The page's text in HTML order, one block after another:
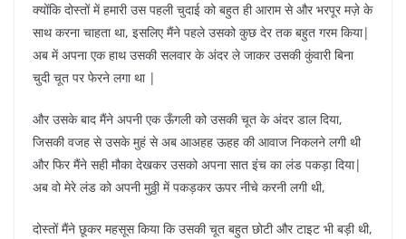
क्योंकि दोस्तों में हमारी उस पहली चुदाई को बहुत ही आराम से और भरपूर मज़े के
साथ करना चाहता था, इसलिए मैंने पहले उसको कुछ देर तक बहुत गरम किया|
अब में अपना एक हाथ उसकी सलवार के अंदर ले जाकर उसकी कुंवारी बिना
चुदी चूत पर फेरने लगा था |
और उसके बाद मैंने अपनी एक ऊँगली को उसकी चूत के अंदर डाल दिया,
जिसकी वजह से उसके मुहं से अब आअहह ऊहह की आवाज निकलने लगी थी
और फिर मैंने सही मौका देखकर उसको अपना सात इंच का लंड पकड़ा दिया|
अब वो मेरे लंड को अपनी मुठ्ठी में पकड़कर ऊपर नीचे करनी लगी थी,
दोस्तों मैंने छूकर महसूस किया कि उसकी चूत बहुत छोटी और टाइट भी बड़ी थी,